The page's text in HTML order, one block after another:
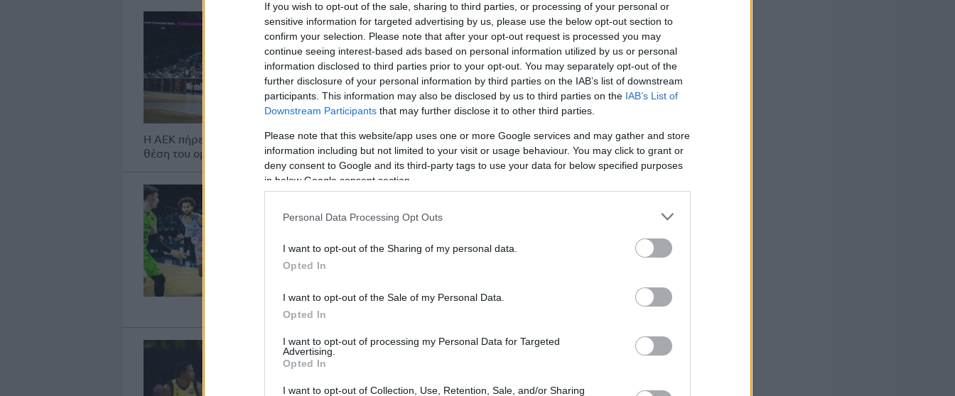
If you wish to opt-out of the sale, sharing to third parties, or processing of your personal or
sensitive information for targeted advertising by us, please use the below opt-out section to
confirm your selection. Please note that after your opt-out request is processed you may
continue seeing interest-based ads based on personal information utilized by us or personal
information disclosed to third parties prior to your opt-out. You may separately opt-out of the
further disclosure of your personal information by third parties on the IAB’s list of downstream
participants. This information may also be disclosed by us to third parties on the IAB’s List of
Downstream Participants that may further disclose it to other third parties.
Please note that this website/app uses one or more Google services and may gather and store
information including but not limited to your visit or usage behaviour. You may click to grant or
deny consent to Google and its third-party tags to use your data for below specified purposes
in below Google consent section.
Personal Data Processing Opt Outs
I want to opt-out of the Sharing of my personal data.
Opted In
I want to opt-out of the Sale of my Personal Data.
Opted In
I want to opt-out of processing my Personal Data for Targeted
Advertising.
Opted In
I want to opt-out of Collection, Use, Retention, Sale, and/or Sharing
Άλμπα – ΑΕΚ 88-93:
Πρώτη και μοναδική
αήττητη, πάει με
πλεονέκτημα έδρας
στους “8” του BCL!
18/MAR/26 21:22
Η ΑΕΚ πήρε τη νίκη στην παράταση στο Βερολίνο (93-88) και τερμάτισε στην 1η
θέση του ομίλου της, η...
BCL: ΑΕΚ και Άλμπα
προκρίθηκαν στους “8”
του BCL, πρώτη ήττα για
Μπανταλόνα
Στα προημιτελικά του BCL προκρίθηκαν
ΑΕΚ – Άλμπα 88-80:
σκόρερ Μπάρτλεϊ και